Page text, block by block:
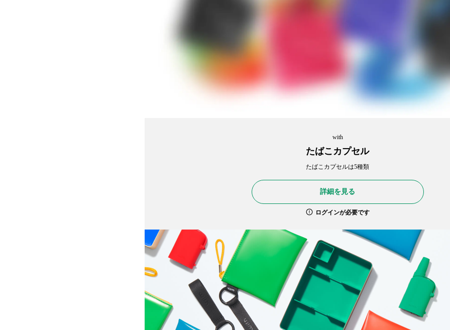
with
たばこカプセル
たばこカプセルは5種類
詳細を見る
ログインが必要です